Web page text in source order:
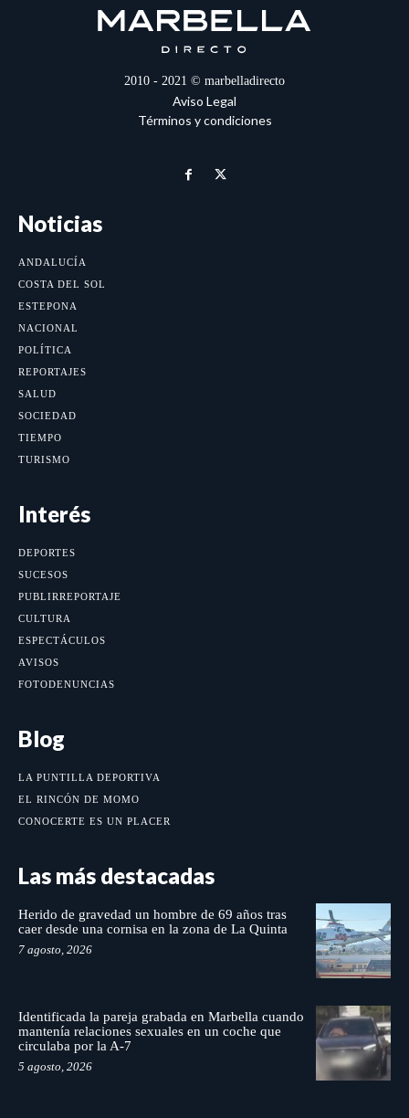
2010 - 2021 © marbelladirecto
Aviso Legal
Términos y condiciones
Noticias
ANDALUCÍA
COSTA DEL SOL
ESTEPONA
NACIONAL
POLÍTICA
REPORTAJES
SALUD
SOCIEDAD
TIEMPO
TURISMO
Interés
DEPORTES
SUCESOS
PUBLIRREPORTAJE
CULTURA
ESPECTÁCULOS
AVISOS
FOTODENUNCIAS
Blog
LA PUNTILLA DEPORTIVA
EL RINCÓN DE MOMO
CONOCERTE ES UN PLACER
Las más destacadas
Herido de gravedad un hombre de 69 años tras
caer desde una cornisa en la zona de La Quinta
7 agosto, 2026
Identificada la pareja grabada en Marbella cuando
mantenía relaciones sexuales en un coche que
circulaba por la A-7
5 agosto, 2026